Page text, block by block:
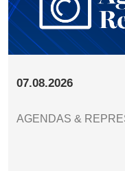
07.08.2026
AGENDAS &